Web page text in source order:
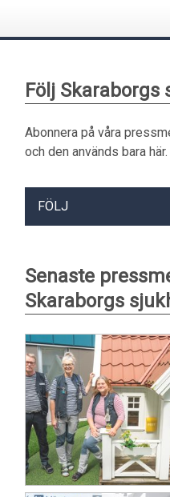
Följ Skaraborgs
Abonnera på våra
och den används bara
FÖLJ
Senaste
Skaraborgs